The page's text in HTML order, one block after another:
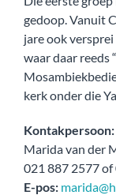
gedoop. Vanuit
jare ook
waar daar reeds
kerk onder die
Kontakpersoon:
Marida van der
021 887 2577 of
E-pos: